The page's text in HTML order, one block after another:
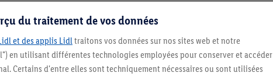
du traitement de vos données
et des applis Lidl traitons vos données sur nos sites web et notre
en utilisant différentes technologies employées pour conserver et accéder
Certains d'entre elles sont techniquement nécessaires ou sont utilisées